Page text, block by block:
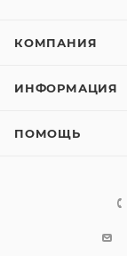
КОМПАНИЯ
ИНФОРМАЦИЯ
ПОМОЩЬ